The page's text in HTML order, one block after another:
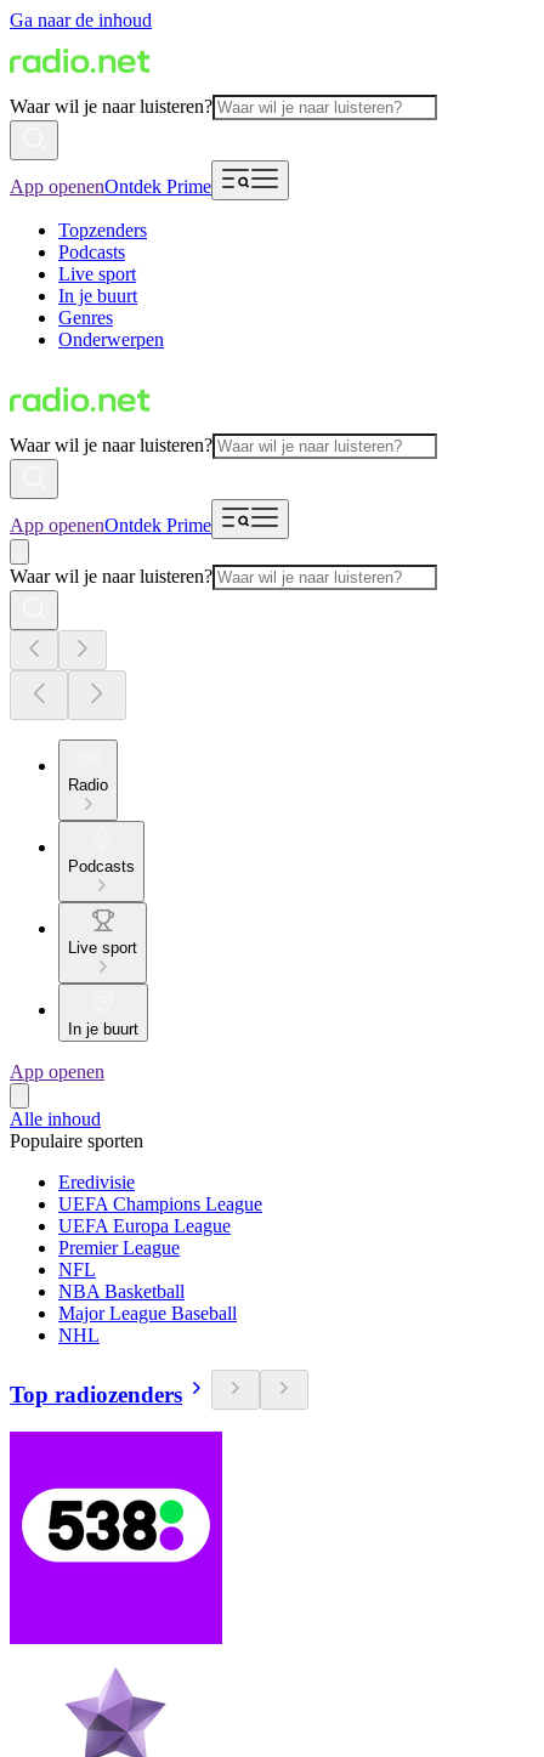
Ga naar de inhoud
Waar wil je naar luisteren?
App openenOntdek Prime
Topzenders
Podcasts
Live sport
In je buurt
Genres
Onderwerpen
Waar wil je naar luisteren?
App openenOntdek Prime
Waar wil je naar luisteren?
Radio
Podcasts
Live sport
In je buurt
App openen
Alle inhoud
Populaire sporten
Eredivisie
UEFA Champions League
UEFA Europa League
Premier League
NFL
NBA Basketball
Major League Baseball
NHL
Top radiozenders